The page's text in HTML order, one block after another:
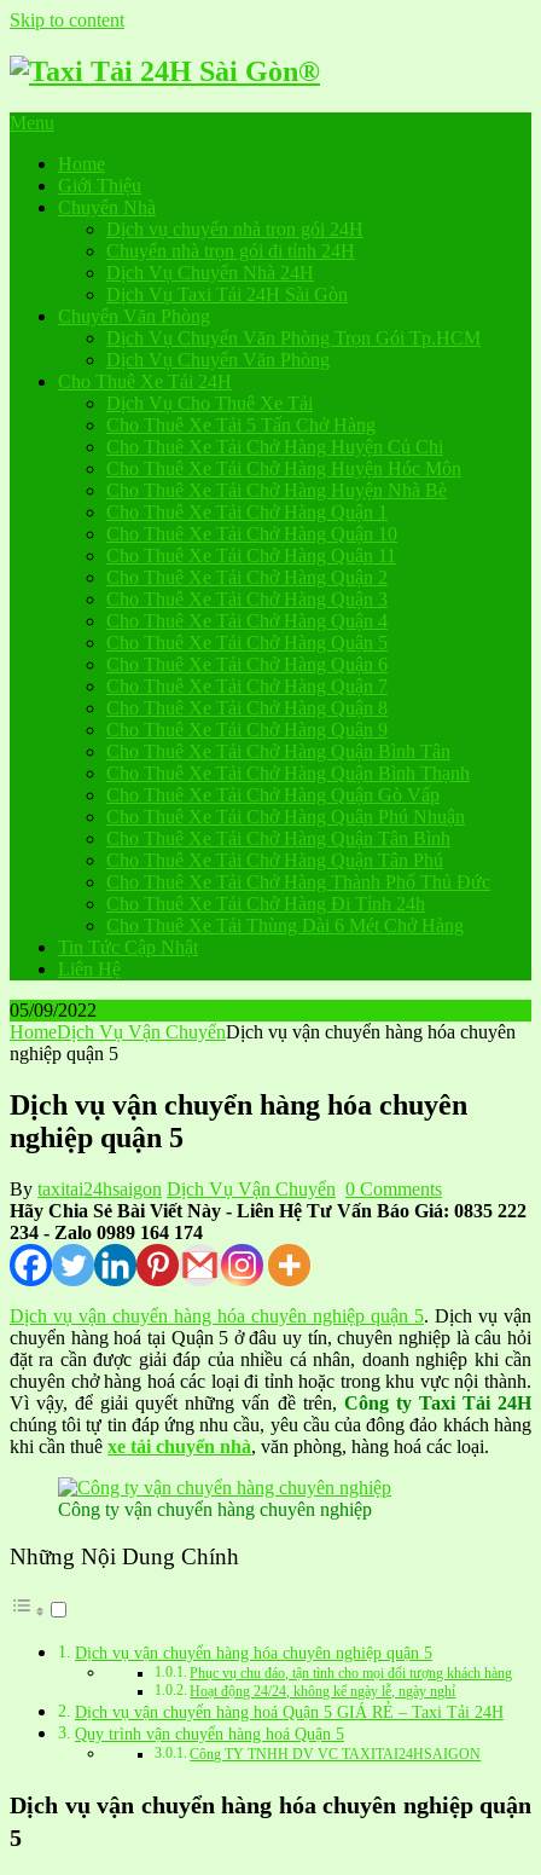
Skip to content
Menu
Home
Giới Thiệu
Chuyển Nhà
Dịch vụ chuyển nhà trọn gói 24H
Chuyển nhà trọn gói đi tỉnh 24H
Dịch Vụ Chuyển Nhà 24H
Dịch Vụ Taxi Tải 24H Sài Gòn
Chuyển Văn Phòng
Dịch Vụ Chuyển Văn Phòng Trọn Gói Tp.HCM
Dịch Vụ Chuyển Văn Phòng
Cho Thuê Xe Tải 24H
Dịch Vụ Cho Thuê Xe Tải
Cho Thuê Xe Tải 5 Tấn Chở Hàng
Cho Thuê Xe Tải Chở Hàng Huyện Củ Chi
Cho Thuê Xe Tải Chở Hàng Huyện Hóc Môn
Cho Thuê Xe Tải Chở Hàng Huyện Nhà Bè
Cho Thuê Xe Tải Chở Hàng Quận 1
Cho Thuê Xe Tải Chở Hàng Quận 10
Cho Thuê Xe Tải Chở Hàng Quận 11
Cho Thuê Xe Tải Chở Hàng Quận 2
Cho Thuê Xe Tải Chở Hàng Quận 3
Cho Thuê Xe Tải Chở Hàng Quận 4
Cho Thuê Xe Tải Chở Hàng Quận 5
Cho Thuê Xe Tải Chở Hàng Quận 6
Cho Thuê Xe Tải Chở Hàng Quận 7
Cho Thuê Xe Tải Chở Hàng Quận 8
Cho Thuê Xe Tải Chở Hàng Quận 9
Cho Thuê Xe Tải Chở Hàng Quận Bình Tân
Cho Thuê Xe Tải Chở Hàng Quận Bình Thạnh
Cho Thuê Xe Tải Chở Hàng Quận Gò Vấp
Cho Thuê Xe Tải Chở Hàng Quận Phú Nhuận
Cho Thuê Xe Tải Chở Hàng Quận Tân Bình
Cho Thuê Xe Tải Chở Hàng Quận Tân Phú
Cho Thuê Xe Tải Chở Hàng Thành Phố Thủ Đức
Cho Thuê Xe Tải Chở Hàng Đi Tỉnh 24h
Cho Thuê Xe Tải Thùng Dài 6 Mét Chở Hàng
Tin Tức Cập Nhật
Liên Hệ
05/09/2022
HomeDịch Vụ Vận ChuyểnDịch vụ vận chuyển hàng hóa chuyên
nghiệp quận 5
Dịch vụ vận chuyển hàng hóa chuyên
nghiệp quận 5
By taxitai24hsaigon Dịch Vụ Vận Chuyển 0 Comments
Hãy Chia Sẻ Bài Viết Này - Liên Hệ Tư Vấn Báo Giá: 0835 222
234 - Zalo 0989 164 174
Dịch vụ vận chuyển hàng hóa chuyên nghiệp quận 5. Dịch vụ vận
chuyển hàng hoá tại Quận 5 ở đâu uy tín, chuyên nghiệp là câu hỏi
đặt ra cần được giải đáp của nhiều cá nhân, doanh nghiệp khi cần
chuyên chở hàng hoá các loại đi tỉnh hoặc trong khu vực nội thành.
Vì vậy, để giải quyết những vấn đề trên, Công ty Taxi Tải 24H
chúng tôi tự tin đáp ứng nhu cầu, yêu cầu của đông đảo khách hàng
khi cần thuê xe tải chuyển nhà, văn phòng, hàng hoá các loại.
Công ty vận chuyển hàng chuyên nghiệp
Những Nội Dung Chính
Dịch vụ vận chuyển hàng hóa chuyên nghiệp quận 5
Phục vụ chu đáo, tận tình cho mọi đối tượng khách hàng
Hoạt động 24/24, không kể ngày lễ, ngày nghỉ
Dịch vụ vận chuyển hàng hoá Quận 5 GIÁ RẺ – Taxi Tải 24H
Quy trình vận chuyển hàng hoá Quận 5
Công TY TNHH DV VC TAXITAI24HSAIGON
Dịch vụ vận chuyển hàng hóa chuyên nghiệp quận
5